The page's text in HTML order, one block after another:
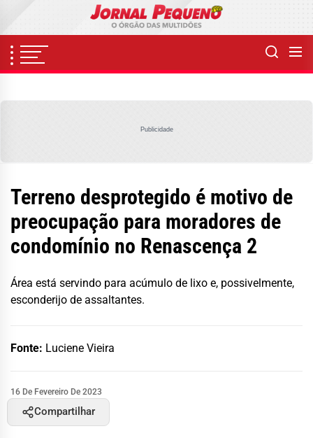
content
Publicidade
Terreno desprotegido é motivo de
preocupação para moradores de
condomínio no Renascença 2
Área está servindo para acúmulo de lixo e, possivelmente,
esconderijo de assaltantes.
Fonte: Luciene Vieira
16 De Fevereiro De 2023
Compartilhar